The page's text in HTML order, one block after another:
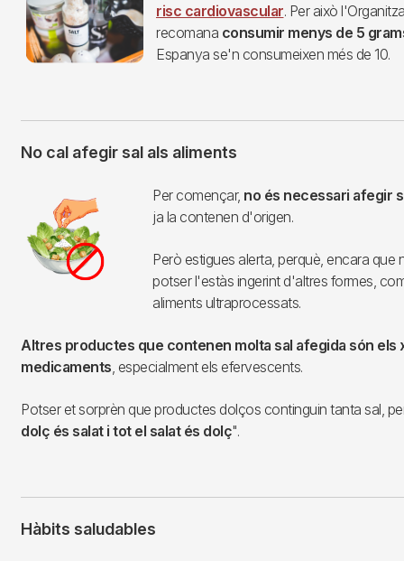
risc cardiovascular. Per això
recomana consumir menys de 5
Espanya se'n consumeixen més de 10.
No cal afegir sal als aliments
Per començar, no és necessari afegir
ja la contenen d'origen.
Però estigues alerta, perquè, encara que
potser l'estàs ingerint d'altres formes,
aliments ultraprocessats.
Altres productes que contenen molta sal afegida són els
medicaments , especialment els efervescents.
Potser et sorprèn que productes dolços continguin tanta sal,
dolç és salat i tot el salat és dolç".
Hàbits saludables